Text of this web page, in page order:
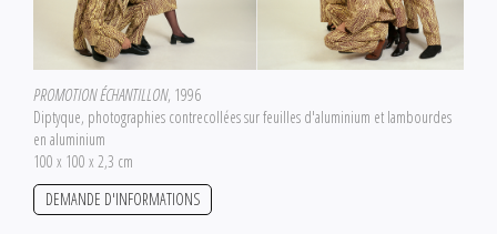
PROMOTION ÉCHANTILLON, 1996
Diptyque, photographies contrecollées sur feuilles d'aluminium et lambourdes
en aluminium
100 x 100 x 2,3 cm
DEMANDE D'INFORMATIONS